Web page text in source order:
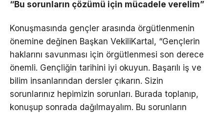
“Bu sorunların çözümü için mücadele verelim”
Konuşmasında gençler arasında örgütlenmenin
önemine değinen Başkan VekiliKartal, “Gençlerin
haklarını savunması için örgütlenmesi son derece
önemli. Gençliğin tarihini iyi okuyun. Başarılı iş ve
bilim insanlarından dersler çıkarın. Sizin
sorunlarınız hepimizin sorunları. Burada toplanıp,
konuşup sonrada dağılmayalım. Bu sorunların